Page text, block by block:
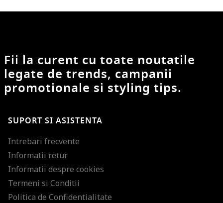
Fii la curent cu toate noutatile
legate de trends, campanii
promotionale si styling tips.
SUPORT SI ASISTENTA
Intrebari frecvente
Informatii retur
Informatii despre cookies
Termeni si Conditii
Politica de Confidentialitate